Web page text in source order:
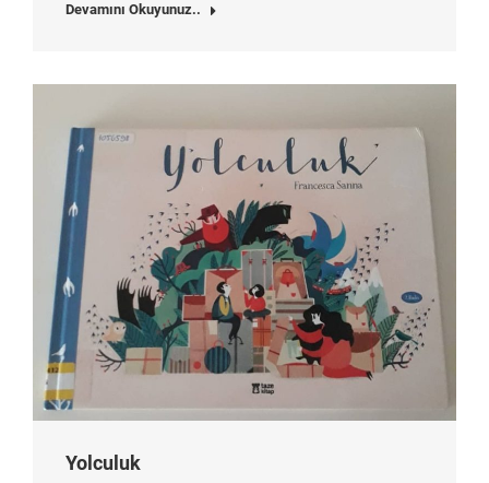
Devamını Okuyunuz..
Yolculuk